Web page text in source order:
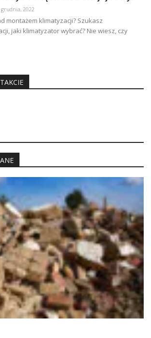
2022
montażem klimatyzacji? Szukasz
jaki klimatyzator wybrać? Nie wiesz, czy